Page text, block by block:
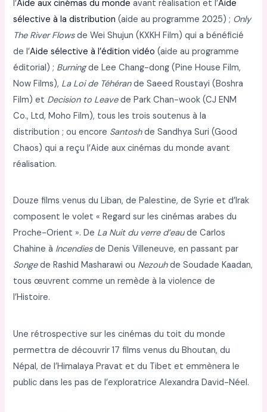
l’Aide aux cinémas du monde avant réalisation et l’Aide
sélective à la distribution (aide au programme 2025) ; Only
The River Flowsde Wei Shujun (KXKH Film) qui a bénéficié
de l’Aide sélective à l’édition vidéo (aide au programme
éditorial) ; Burningde Lee Chang-dong (Pine House Film,
Now Films), La Loi de Téhérande Saeed Roustayi (Boshra
Film) et Decision to Leavede Park Chan-wook (CJ ENM
Co., Ltd, Moho Film), tous les trois soutenus à la
distribution ; ou encore Santoshde Sandhya Suri (Good
Chaos) qui a reçu l’Aide aux cinémas du monde avant
réalisation.
Douze films venus du Liban, de Palestine, de Syrie et d’Irak
composent le volet « Regard sur les cinémas arabes du
Proche-Orient ». De La Nuit du verre d’eaude Carlos
Chahine à Incendiesde Denis Villeneuve, en passant par
Songede Rashid Masharawi ou Nezouhde Soudade Kaadan,
tous œuvrent comme un remède à la violence de
l’Histoire.
Une rétrospective sur les cinémas du toit du monde
permettra de découvrir 17 films venus du Bhoutan, du
Népal, de l’Himalaya Pravat et du Tibet et emmènera le
public dans les pas de l’exploratrice Alexandra David-Néel.